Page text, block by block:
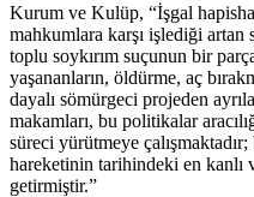
Kurum ve Kulüp, “İşgal
mahkumlara karşı işlediği artan
toplu soykırım suçunun bir
yaşananların, öldürme, aç
dayalı sömürgeci projeden
makamları, bu politikalar
süreci yürütmeye
hareketinin tarihindeki en kanlı
getirmiştir.”